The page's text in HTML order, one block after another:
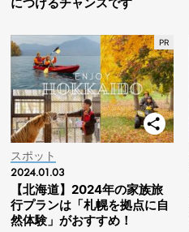
スポット
2024.01.03
【北海道】2024年の家族旅
行プランは「札幌を拠点に自
然体験」がおすすめ！